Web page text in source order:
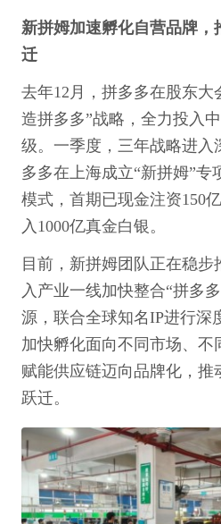
新拼姆加速孵化自营品牌，
迁
去年12月，拼多多在股东大
造拼多多”战略，全力投入
级。一季度，三年战略进入
多多在上海成立“新拼姆”专
模式，首期已现金注资150
入1000亿真金白银。
目前，新拼姆团队正在稳
入产业一线加快整合“拼多
源，联合全球知名IP进行深
加快孵化面向不同市场、不
赋能供应链迈向品牌化，推
跃迁。